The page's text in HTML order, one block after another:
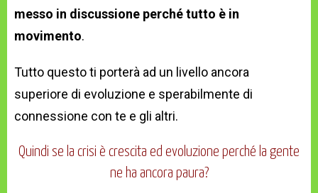
messo in discussione perché tutto è in
movimento.
Tutto questo ti porterà ad un livello ancora
superiore di evoluzione e sperabilmente di
connessione con te e gli altri.
Quindi se la crisi è crescita ed evoluzione perché la gente
ne ha ancora paura?